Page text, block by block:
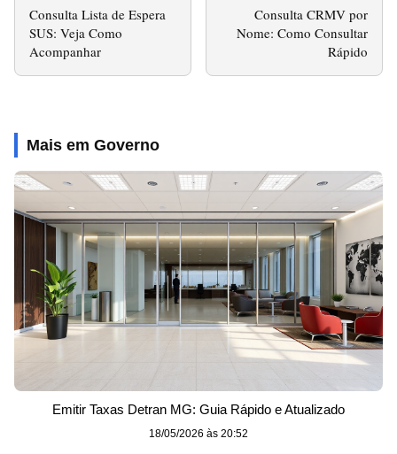
Consulta Lista de Espera
SUS: Veja Como
Acompanhar
Consulta CRMV por
Nome: Como Consultar
Rápido
Mais em Governo
Emitir Taxas Detran MG: Guia Rápido e Atualizado
18/05/2026 às 20:52